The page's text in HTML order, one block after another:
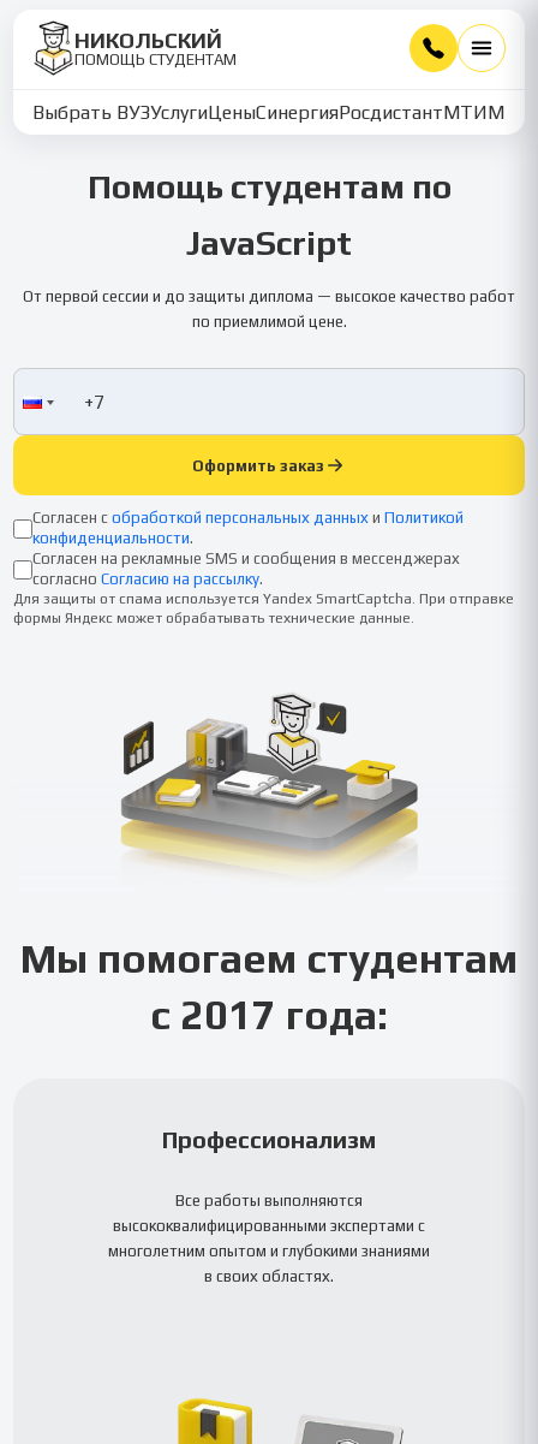
НИКОЛЬСКИЙ
ПОМОЩЬ СТУДЕНТАМ
Выбрать ВУЗУслугиЦеныСинергияРосдистантМТИММУ
Помощь студентам по
JavaScript
От первой сессии и до защиты диплома — высокое качество работ
по приемлимой цене.
Оформить заказ
Согласен с обработкой персональных данных и Политикой
конфиденциальности.
Согласен на рекламные SMS и сообщения в мессенджерах
согласно Согласию на рассылку.
Для защиты от спама используется Yandex SmartCaptcha. При отправке
формы Яндекс может обрабатывать технические данные.
Мы помогаем студентам
с 2017 года:
Профессионализм
Все работы выполняются
высококвалифицированными экспертами с
многолетним опытом и глубокими знаниями
в своих областях.